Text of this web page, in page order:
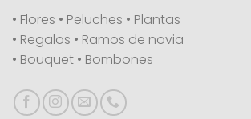
• Flores • Peluches • Plantas
• Regalos • Ramos de novia
• Bouquet • Bombones